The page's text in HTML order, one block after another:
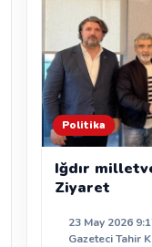
Politika
Iğdır
Ziyaret
23 May 2026
Gazeteci Tahir